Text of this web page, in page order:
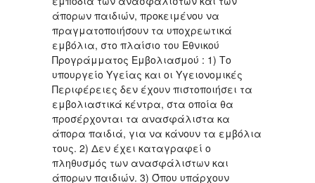
άπορων παιδιών, προκειμένου να
πραγματοποιήσουν τα υποχρεωτικά
εμβόλια, στο πλαίσιο του Εθνικού
Προγράμματος Εμβολιασμού : 1) Το
υπουργείο Υγείας και οι Υγειονομικές
Περιφέρειες δεν έχουν πιστοποιήσει τα
εμβολιαστικά κέντρα, στα οποία θα
προσέρχονται τα ανασφάλιστα κα
άπορα παιδιά, για να κάνουν τα εμβόλια
τους. 2) Δεν έχει καταγραφεί ο
πληθυσμός των ανασφάλιστων και
άπορων παιδιών. 3) Όπου υπάρχουν